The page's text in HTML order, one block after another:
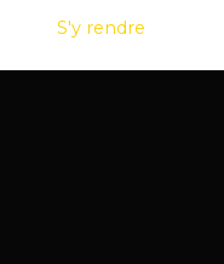
S'y rendre